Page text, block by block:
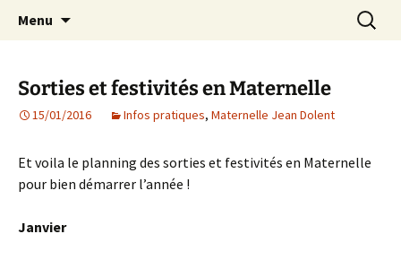
AIP Paris 14 – Association
Indépendante des Parents
d'élèves depuis 1981
Agit – s'Investit – Participe au service des
enfants du secteur scolaire Dolent-Arago-
Menu
Sorties et festivités en Maternelle
15/01/2016 Infos pratiques, Maternelle Jean Dolent
Et voila le planning des sorties et festivités en Maternelle
pour bien démarrer l’année !
Janvier